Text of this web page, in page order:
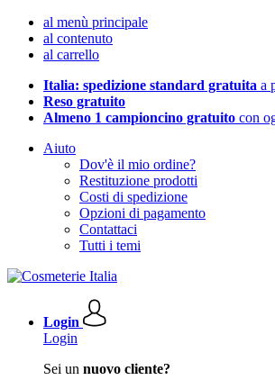
al menù principale
al contenuto
al carrello
Italia: spedizione standard gratuita a
Reso gratuito
Almeno 1 campioncino gratuito con
Aiuto
Dov'è il mio ordine?
Restituzione prodotti
Costi di spedizione
Opzioni di pagamento
Contattaci
Tutti i temi
Login
Login
Sei un nuovo cliente?